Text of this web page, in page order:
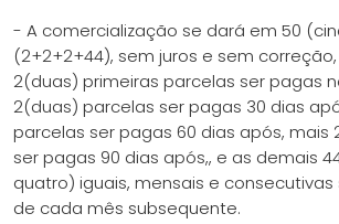
- A comercialização se dará em 50
(2+2+2+44), sem juros e sem
2(duas) primeiras parcelas ser pagas
2(duas) parcelas ser pagas 30 dias
parcelas ser pagas 60 dias após, mais
ser pagas 90 dias após,, e as demais
quatro) iguais, mensais e
de cada mês subsequente.